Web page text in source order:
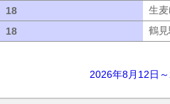
18 生麦
18
鶴見
2026年8月12日